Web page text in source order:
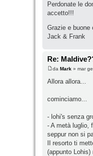
Perdonate le
accetto!!!
Grazie e buone
Jack & Frank
Re:
da Mark » mar
Allora allora...
cominciamo...
- lohi's senza
- A metà luglio,
seppur non si
Il resorto ti
(appunto